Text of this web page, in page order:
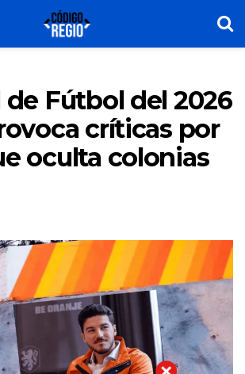
Fútbol del 2026
críticas por
oculta colonias